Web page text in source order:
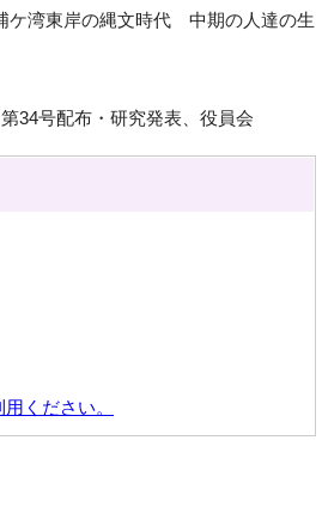
湾東岸の縄文時代 中期の人達の生
34号配布・研究発表、役員会
ください。